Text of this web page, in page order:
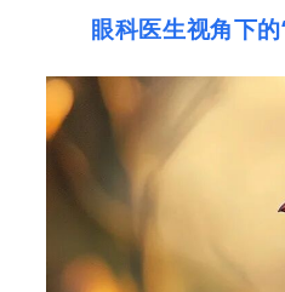
眼科医生视角下